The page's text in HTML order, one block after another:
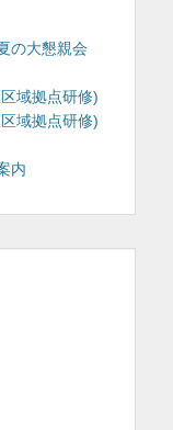
の大懇親会
域拠点研修)
域拠点研修)
内